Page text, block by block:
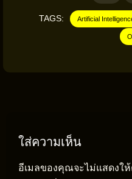
TAGS: Artificial
ใส่ความเห็น
อีเมลของคุณจะไม่แสดงใ